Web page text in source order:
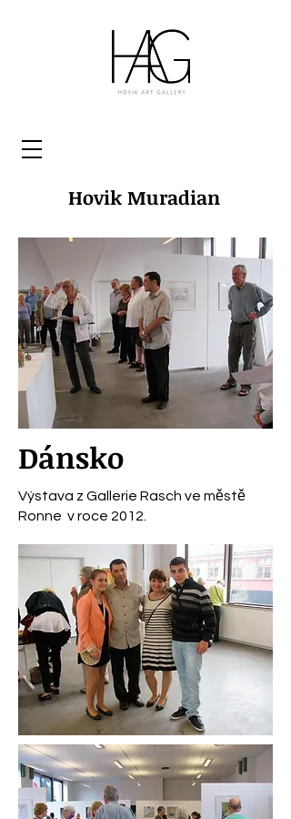
Hovik Muradian
Dánsko
Výstava z Gallerie Rasch ve městě
Ronne v roce 2012.